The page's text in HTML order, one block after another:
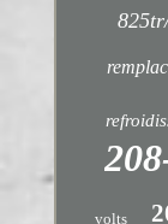
volts